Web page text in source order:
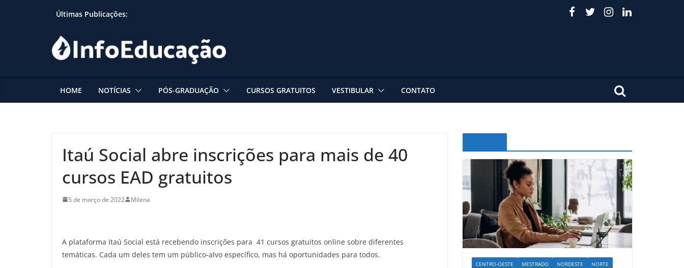
Últimas Publicações:
HOME NOTÍCIAS PÓS-GRADUAÇÃO CURSOS GRATUITOS VESTIBULAR CONTATO
Itaú Social abre inscrições para mais de 40
cursos EAD gratuitos
5 de março de 2022 Milena
A plataforma Itaú Social está recebendo inscrições para 41 cursos gratuitos online sobre diferentes
temáticas. Cada um deles tem um público-alvo específico, mas há oportunidades para todos.
CENTRO-OESTE MESTRADO NORDESTE
NORTE